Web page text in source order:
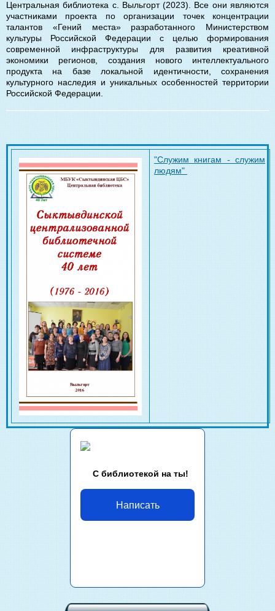
Центральная библиотека с. Выльгорт (2023). Все они являются
участниками проекта по организации точек концентрации
талантов «Гений места» разработанного Министерством
культуры Российской Федерации с целью формирования
современной инфраструктуры для развития креативной
экономики регионов, создания нового интеллектуального
продукта на базе локальной идентичности, сохранения
культурного наследия и уникальных особенностей территории
Российской Федерации.
"Служим книгам - служим
людям"
С библиотекой на ты!
Написать